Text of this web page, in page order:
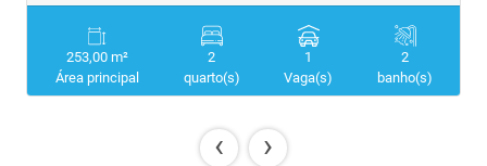
253,00 m²
Área principal
2
quarto(s)
1
Vaga(s)
2
banho(s)
‹ ›